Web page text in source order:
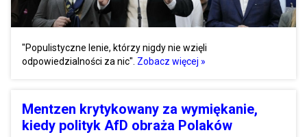
"Populistyczne lenie, którzy nigdy nie wzięli
odpowiedzialności za nic". Zobacz więcej »
Mentzen krytykowany za wymiękanie,
kiedy polityk AfD obraża Polaków